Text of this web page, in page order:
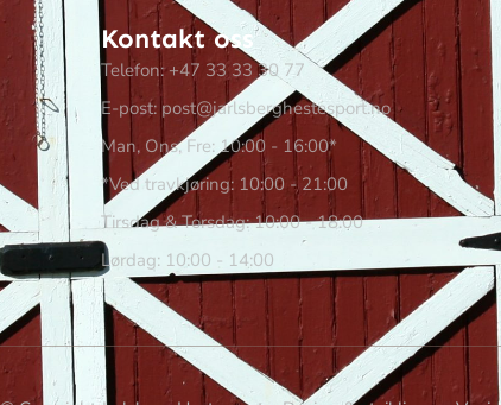
Kontakt oss
Telefon: +47 33 33 30 77
E-post: post@jarlsberghestesport.no
Man, Ons, Fre: 10:00 - 16:00*
*Ved travkjøring: 10:00 - 21:00
Tirsdag & Torsdag: 10:00 - 18:00
Lørdag: 10:00 - 14:00